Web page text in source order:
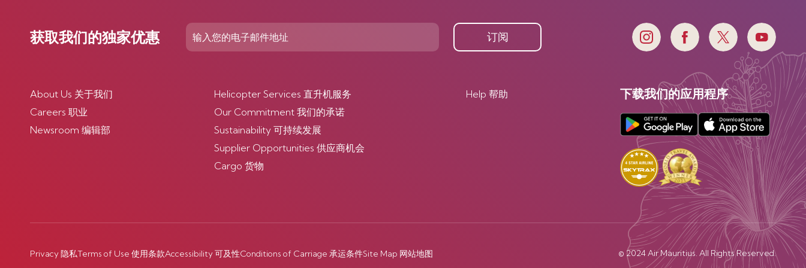
获取我们的独家优惠 订阅
About Us 关于我们
Careers 职业
Newsroom 编辑部
Helicopter Services 直升机服务
Our Commitment 我们的承诺
Sustainability 可持续发展
Supplier Opportunities 供应商机会
Cargo 货物
Help 帮助 下载我们的应用程序
Privacy 隐私Terms of Use 使用条款Accessibility 可及性Conditions of Carriage 承运条件Site Map 网站地图 © 2024 Air Mauritius. All Rights Reserved.